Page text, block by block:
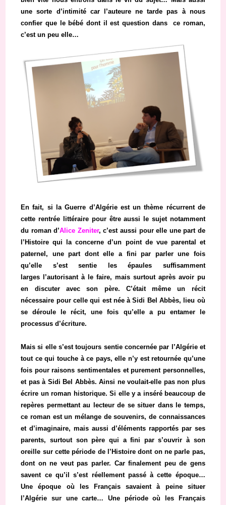
une sorte d’intimité car l’auteure ne tarde pas à nous
confier que le bébé dont il est question dans ce roman,
c’est un peu elle…
En fait, si la Guerre d’Algérie est un thème récurrent de
cette rentrée littéraire pour être aussi le sujet notamment
du roman d’Alice Zeniter, c’est aussi pour elle une part de
l’Histoire qui la concerne d’un point de vue parental et
paternel, une part dont elle a fini par parler une fois
qu’elle s’est sentie les épaules suffisamment
larges l’autorisant à le faire, mais surtout après avoir pu
en discuter avec son père. C’était même un récit
nécessaire pour celle qui est née à Sidi Bel Abbès, lieu où
se déroule le récit, une fois qu’elle a pu entamer le
processus d’écriture.
Mais si elle s’est toujours sentie concernée par l’Algérie et
tout ce qui touche à ce pays, elle n’y est retournée qu’une
fois pour raisons sentimentales et purement personnelles,
et pas à Sidi Bel Abbès. Ainsi ne voulait-elle pas non plus
écrire un roman historique. Si elle y a inséré beaucoup de
repères permettant au lecteur de se situer dans le temps,
ce roman est un mélange de souvenirs, de connaissances
et d’imaginaire, mais aussi d’éléments rapportés par ses
parents, surtout son père qui a fini par s’ouvrir à son
oreille sur cette période de l’Histoire dont on ne parle pas,
dont on ne veut pas parler. Car finalement peu de gens
savent ce qu’il s’est réellement passé à cette époque…
Une époque où les Français savaient à peine situer
l’Algérie sur une carte… Une période où les Français